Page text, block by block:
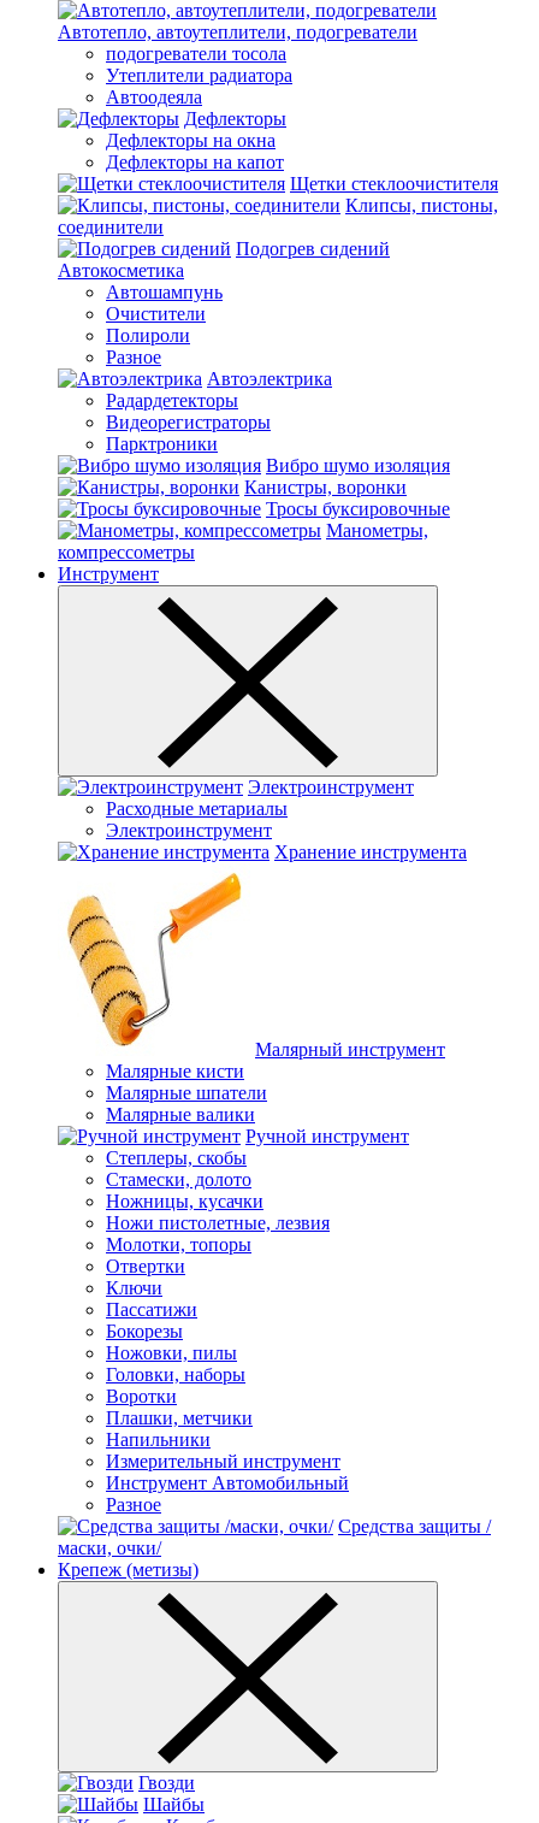
Автотепло, автоутеплители, подогреватели
подогреватели тосола
Утеплители радиатора
Автоодеяла
Дефлекторы
Дефлекторы на окна
Дефлекторы на капот
Щетки стеклоочистителя
Клипсы, пистоны,
соединители
Подогрев сидений
Автокосметика
Автошампунь
Очистители
Полироли
Разное
Автоэлектрика
Радардетекторы
Видеорегистраторы
Парктроники
Вибро шумо изоляция
Канистры, воронки
Тросы буксировочные
Манометры,
компрессометры
Инструмент
Электроинструмент
Расходные метариалы
Электроинструмент
Хранение инструмента
Малярный инструмент
Малярные кисти
Малярные шпатели
Малярные валики
Ручной инструмент
Степлеры, скобы
Стамески, долото
Ножницы, кусачки
Ножи пистолетные, лезвия
Молотки, топоры
Отвертки
Ключи
Пассатижи
Бокорезы
Ножовки, пилы
Головки, наборы
Воротки
Плашки, метчики
Напильники
Измерительный инструмент
Инструмент Автомобильный
Разное
Средства защиты /
маски, очки/
Крепеж (метизы)
Гвозди
Шайбы